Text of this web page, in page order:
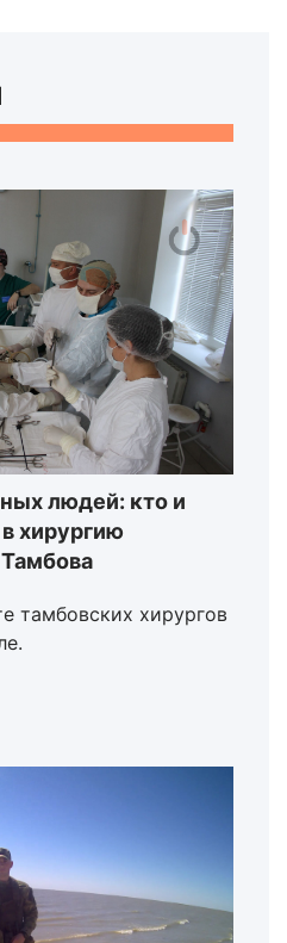
людей: кто и
хирургию
тамбовских хирургов